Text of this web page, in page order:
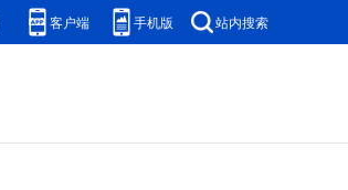
客户端 手机版 站内搜索